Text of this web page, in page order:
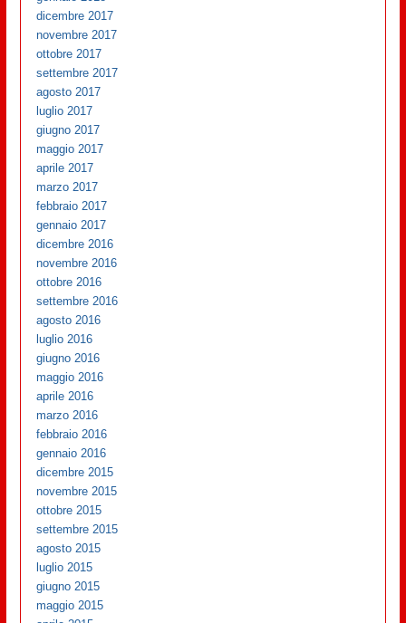
dicembre 2017
novembre 2017
ottobre 2017
settembre 2017
agosto 2017
luglio 2017
giugno 2017
maggio 2017
aprile 2017
marzo 2017
febbraio 2017
gennaio 2017
dicembre 2016
novembre 2016
ottobre 2016
settembre 2016
agosto 2016
luglio 2016
giugno 2016
maggio 2016
aprile 2016
marzo 2016
febbraio 2016
gennaio 2016
dicembre 2015
novembre 2015
ottobre 2015
settembre 2015
agosto 2015
luglio 2015
giugno 2015
maggio 2015